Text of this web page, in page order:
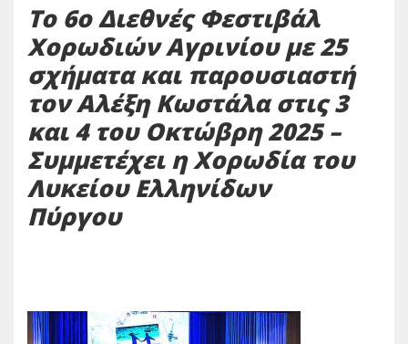
Το 6ο Διεθνές Φεστιβάλ
Χορωδιών Αγρινίου με 25
σχήματα και παρουσιαστή
τον Αλέξη Κωστάλα στις 3
και 4 του Οκτώβρη 2025 –
Συμμετέχει η Χορωδία του
Λυκείου Ελληνίδων
Πύργου